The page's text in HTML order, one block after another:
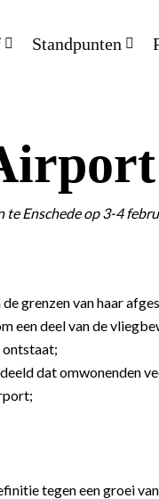
Standpunten
te Enschede op 3-4
grenzen van haar
een deel van de
ontstaat;
dat omwonenden
tegen een groei